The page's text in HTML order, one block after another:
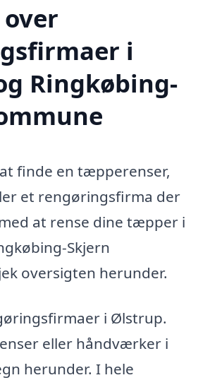
i
Ringkøbing-
finde en tæpperenser,
et rengøringsfirma der
at rense dine tæpper i
Skjern
oversigten herunder.
i Ølstrup.
eller håndværker i
herunder. I hele